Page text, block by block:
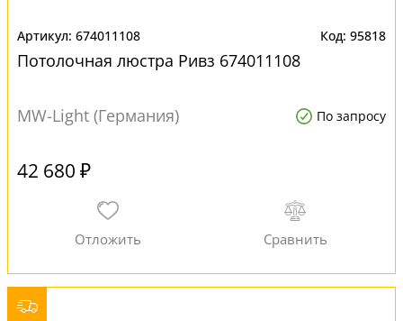
674011108 95818
Потолочная люстра Ривз 674011108
MW-Light (Германия) По запросу
42 680 ₽